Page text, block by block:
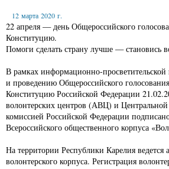
12 марта 2020 г.
22 апреля — день Общероссийского
Конституцию.
Помоги сделать страну лучше — становись
В рамках информационно-
и проведению Общероссийского
Конституцию Российской Федерации
волонтерских центров (АВЦ) и Центральной
комиссией Российской Федерации
Всероссийского общественного корпуса
На территории Республики Карелия ведется
волонтерского корпуса. Регистрация